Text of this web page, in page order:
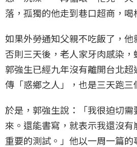
落，孤獨的他走到巷口超商，喝
如果外勞通知父親不吃飯了，他
否則三天後，老人家牙肉感染
郭強生已經九年沒有離開台北
傳「惑鄉之人」，也是三天跑三
於是，郭強生說：「我很迫切
來。還能書寫，就表示我還沒有
重要的測試。」他以一周一篇